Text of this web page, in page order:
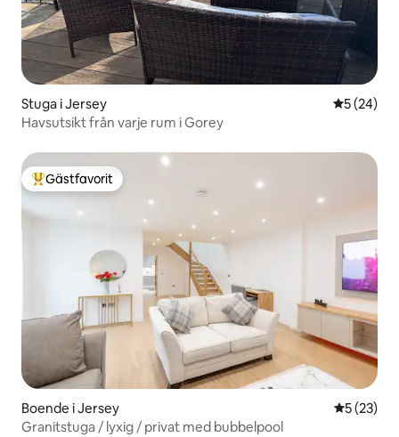
Stuga i Jersey 5 av 5 i
5 (24)
Havsutsikt från varje rum i Gorey
Populär gästfavorit
Gästfavorit
Boende i Jersey 5 av 5 i
5 (23)
Granitstuga / lyxig / privat med bubbelpool